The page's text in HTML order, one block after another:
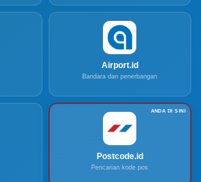
Airport.id
Bandara dan penerbangan
Postcode.id
Pencarian kode pos